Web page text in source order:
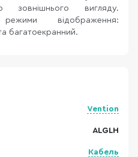
вигляду.
відображення:
багатоекранний.
Vention
ALGLH
Кабель